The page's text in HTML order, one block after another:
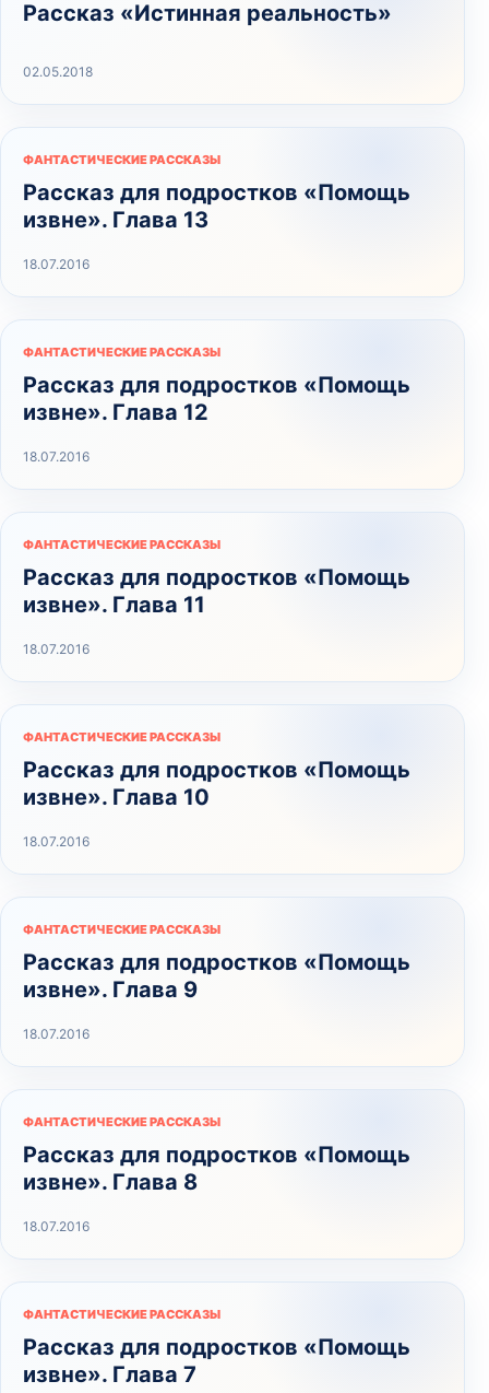
Рассказ «Истинная реальность»
02.05.2018
ФАНТАСТИЧЕСКИЕ РАССКАЗЫ
Рассказ для подростков «Помощь
извне». Глава 13
18.07.2016
ФАНТАСТИЧЕСКИЕ РАССКАЗЫ
Рассказ для подростков «Помощь
извне». Глава 12
18.07.2016
ФАНТАСТИЧЕСКИЕ РАССКАЗЫ
Рассказ для подростков «Помощь
извне». Глава 11
18.07.2016
ФАНТАСТИЧЕСКИЕ РАССКАЗЫ
Рассказ для подростков «Помощь
извне». Глава 10
18.07.2016
ФАНТАСТИЧЕСКИЕ РАССКАЗЫ
Рассказ для подростков «Помощь
извне». Глава 9
18.07.2016
ФАНТАСТИЧЕСКИЕ РАССКАЗЫ
Рассказ для подростков «Помощь
извне». Глава 8
18.07.2016
ФАНТАСТИЧЕСКИЕ РАССКАЗЫ
Рассказ для подростков «Помощь
извне». Глава 7